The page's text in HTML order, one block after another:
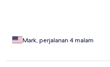
Mark, perjalanan 4 malam